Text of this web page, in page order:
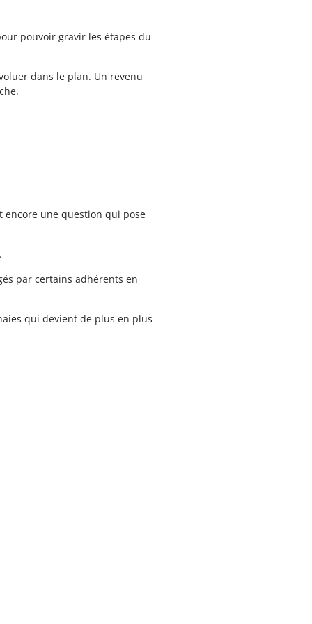
pouvoir gravir les étapes du
dans le plan. Un revenu
encore une question qui pose
par certains adhérents en
qui devient de plus en plus